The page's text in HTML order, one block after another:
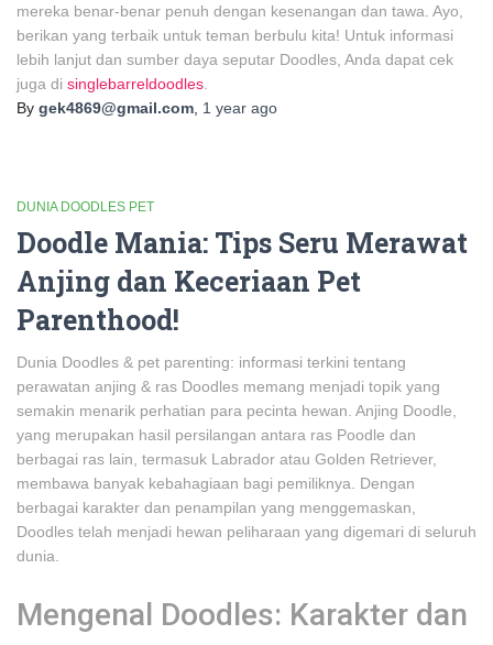
mereka benar-benar penuh dengan kesenangan dan tawa. Ayo,
berikan yang terbaik untuk teman berbulu kita! Untuk informasi
lebih lanjut dan sumber daya seputar Doodles, Anda dapat cek
juga di singlebarreldoodles
By gek4869@gmail.com 1 year ago
DUNIA DOODLES PET
Doodle Mania: Tips Seru Merawat
Anjing dan Keceriaan Pet
Parenthood!
Dunia Doodles & pet parenting: informasi terkini tentang
perawatan anjing & ras Doodles memang menjadi topik yang
semakin menarik perhatian para pecinta hewan. Anjing Doodle,
yang merupakan hasil persilangan antara ras Poodle dan
berbagai ras lain, termasuk Labrador atau Golden Retriever,
membawa banyak kebahagiaan bagi pemiliknya. Dengan
berbagai karakter dan penampilan yang menggemaskan,
Doodles telah menjadi hewan peliharaan yang digemari di seluruh
dunia.
Mengenal Doodles: Karakter dan